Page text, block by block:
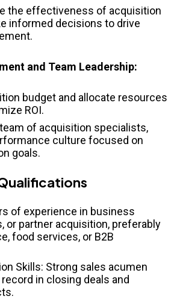
the effectiveness of acquisition
informed decisions to drive
and Team Leadership:
budget and allocate resources
ROI.
of acquisition specialists,
culture focused on
goals.
of experience in business
or partner acquisition, preferably
food services, or B2B
Skills: Strong sales acumen
in closing deals and